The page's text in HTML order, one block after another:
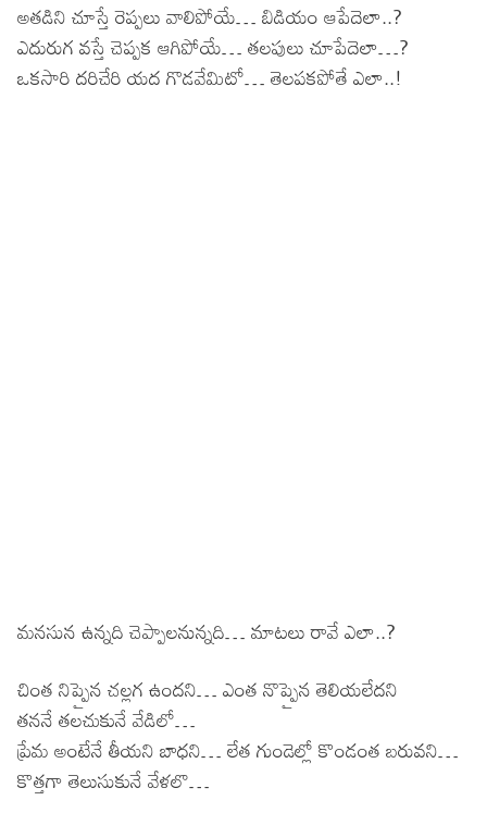
Lyrics in Hindi – Movie Songs
Lyrics in Tamil – Devotional Songs
Lyrics in Tamil – Movie Songs
Kannada
Lyrics in Kannada – Movie Songs
అతడిని చూస్తే రెప్పలు వాలిపోయే… బిడియం ఆపేదెలా..?
ఎదురుగ వస్తే చెప్పక ఆగిపోయే… తలపులు చూపేదెలా…?
ఒకసారి దరిచేరి యద గొడవేమిటో… తెలపకపోతే ఎలా..!
మనసున ఉన్నది చెప్పాలనున్నది… మాటలు రావే ఎలా..?
చింత నిప్పైన చల్లగ ఉందని… ఎంత నొప్పైన తెలియలేదని
తననే తలచుకునే వేడిలో…
ప్రేమ అంటేనే తీయని బాధని… లేత గుండెల్లో కొండంత బరువని…
కొత్తగా తెలుసుకునే వేళలొ…